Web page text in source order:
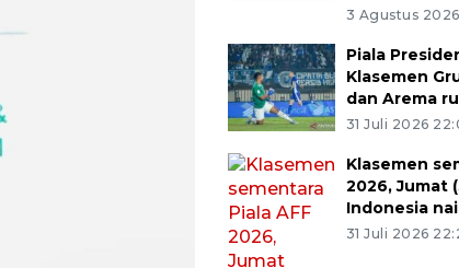
3 Agustus 2026
Piala
Klasemen
dan Arema
31 Juli 2026
Klasemen
2026, Jumat
Indonesia
31 Juli 2026